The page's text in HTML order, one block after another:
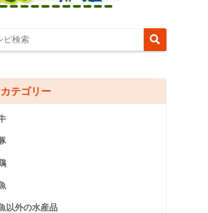
カテゴリー
以外の水産品